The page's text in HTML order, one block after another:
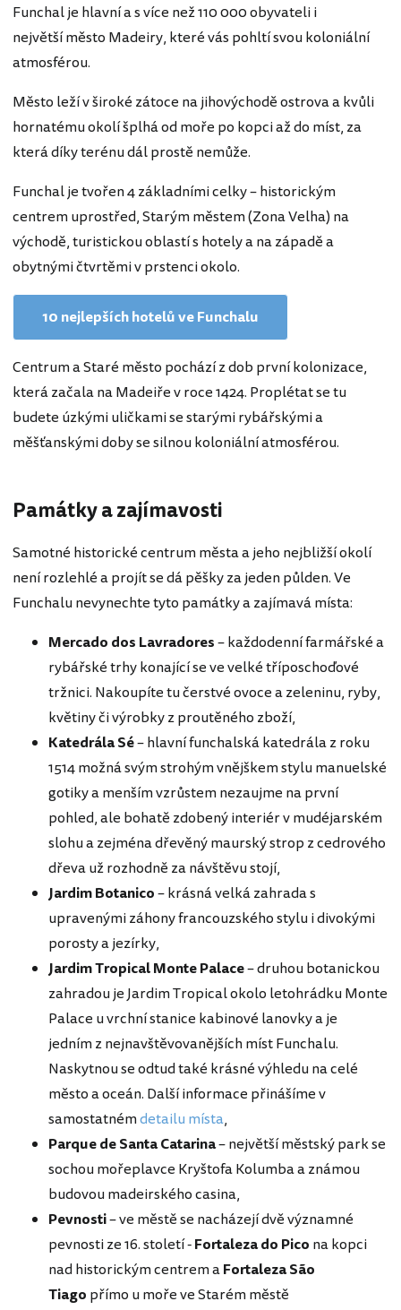
Funchal je hlavní a s více než 110 000 obyvateli i
největší město Madeiry, které vás pohltí svou koloniální
atmosférou.
Město leží v široké zátoce na jihovýchodě ostrova a kvůli
hornatému okolí šplhá od moře po kopci až do míst, za
která díky terénu dál prostě nemůže.
Funchal je tvořen 4 základními celky – historickým
centrem uprostřed, Starým městem (Zona Velha) na
východě, turistickou oblastí s hotely a na západě a
obytnými čtvrtěmi v prstenci okolo.
10 nejlepších hotelů ve Funchalu
Centrum a Staré město pochází z dob první kolonizace,
která začala na Madeiře v roce 1424. Proplétat se tu
budete úzkými uličkami se starými rybářskými a
měšťanskými doby se silnou koloniální atmosférou.
Památky a zajímavosti
Samotné historické centrum města a jeho nejbližší okolí
není rozlehlé a projít se dá pěšky za jeden půlden. Ve
Funchalu nevynechte tyto památky a zajímavá místa:
Mercado dos Lavradores– každodenní farmářské a
rybářské trhy konající se ve velké tříposchoďové
tržnici. Nakoupíte tu čerstvé ovoce a zeleninu, ryby,
květiny či výrobky z proutěného zboží,
KatedrálaSé– hlavní funchalská katedrála z roku
1514 možná svým strohým vnějškem stylu manuelské
gotiky a menším vzrůstem nezaujme na první
pohled, ale bohatě zdobený interiér v mudéjarském
slohu a zejména dřevěný maurský strop z cedrového
dřeva už rozhodně za návštěvu stojí,
Jardim Botanico– krásná velká zahrada s
upravenými záhony francouzského stylu i divokými
porosty a jezírky,
Jardim Tropical Monte Palace– druhou botanickou
zahradou je Jardim Tropical okolo letohrádku Monte
Palace u vrchní stanice kabinové lanovky a je
jedním z nejnavštěvovanějších míst Funchalu.
Naskytnou se odtud také krásné výhledu na celé
město a oceán. Další informace přinášíme v
samostatnémdetailu místa,
Parque de Santa Catarina– největší městský park se
sochou mořeplavce Kryštofa Kolumba a známou
budovou madeirského casina,
Pevnosti– ve městě se nacházejí dvě významné
pevnosti ze 16. století -Fortalezado Pico na kopci
nad historickým centrem aFortalezaSão
Tiago přímo u moře ve Starém městě